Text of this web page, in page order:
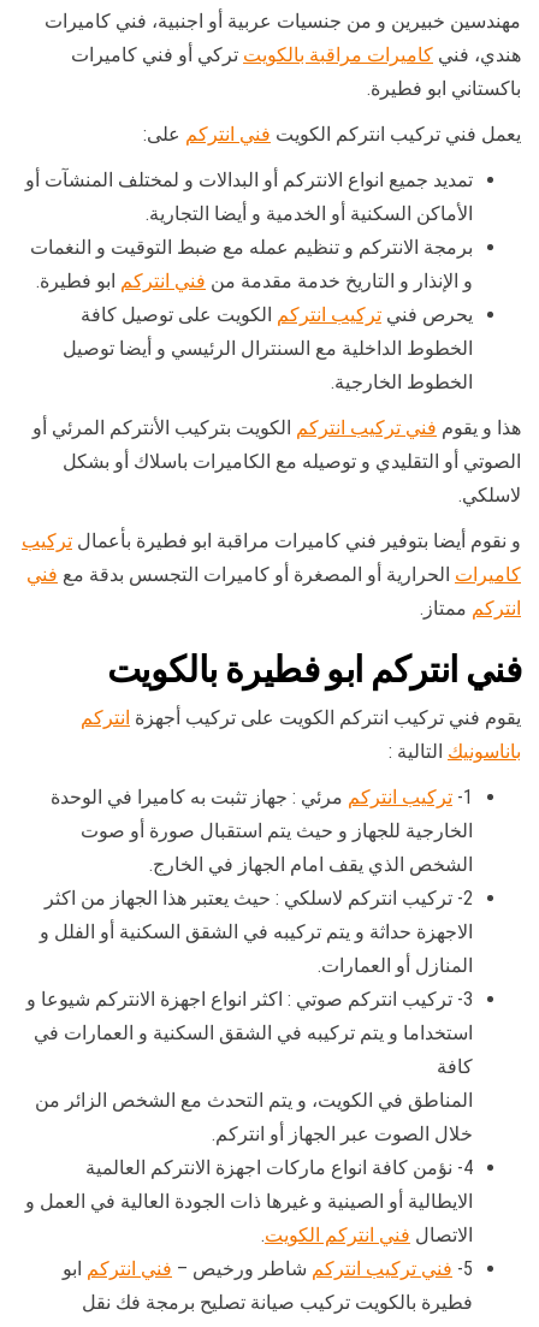
مهندسين خبيرين و من جنسيات عربية أو اجنبية، فني كاميرات
هندي، فني كاميرات مراقبة بالكويت تركي أو فني كاميرات
باكستاني ابو فطيرة.
يعمل فني تركيب انتركم الكويت فني انتركم على:
تمديد جميع انواع الانتركم أو البدالات و لمختلف المنشآت أو
الأماكن السكنية أو الخدمية و أيضا التجارية.
برمجة الانتركم و تنظيم عمله مع ضبط التوقيت و النغمات
و الإنذار و التاريخ خدمة مقدمة من فني انتركم ابو فطيرة.
يحرص فني تركيب انتركم الكويت على توصيل كافة
الخطوط الداخلية مع السنترال الرئيسي و أيضا توصيل
الخطوط الخارجية.
هذا و يقوم فني تركيب انتركم الكويت بتركيب الأنتركم المرئي أو
الصوتي أو التقليدي و توصيله مع الكاميرات باسلاك أو بشكل
لاسلكي.
و نقوم أيضا بتوفير فني كاميرات مراقبة ابو فطيرة بأعمال تركيب
كاميرات الحرارية أو المصغرة أو كاميرات التجسس بدقة مع فني
انتركم ممتاز.
فني انتركم ابو فطيرة بالكويت
يقوم فني تركيب انتركم الكويت على تركيب أجهزة انتركم
باناسونيك التالية :
1- تركيب انتركم مرئي : جهاز تثبت به كاميرا في الوحدة
الخارجية للجهاز و حيث يتم استقبال صورة أو صوت
الشخص الذي يقف امام الجهاز في الخارج.
2- تركيب انتركم لاسلكي : حيث يعتبر هذا الجهاز من اكثر
الاجهزة حداثة و يتم تركيبه في الشقق السكنية أو الفلل و
المنازل أو العمارات.
3- تركيب انتركم صوتي : اكثر انواع اجهزة الانتركم شيوعا و
استخداما و يتم تركيبه في الشقق السكنية و العمارات في
كافة
المناطق في الكويت، و يتم التحدث مع الشخص الزائر من
خلال الصوت عبر الجهاز أو انتركم.
4- نؤمن كافة انواع ماركات اجهزة الانتركم العالمية
الايطالية أو الصينية و غيرها ذات الجودة العالية في العمل و
الاتصال فني انتركم الكويت.
5- فني تركيب انتركم شاطر ورخيص – فني انتركم ابو
فطيرة بالكويت تركيب صيانة تصليح برمجة فك نقل